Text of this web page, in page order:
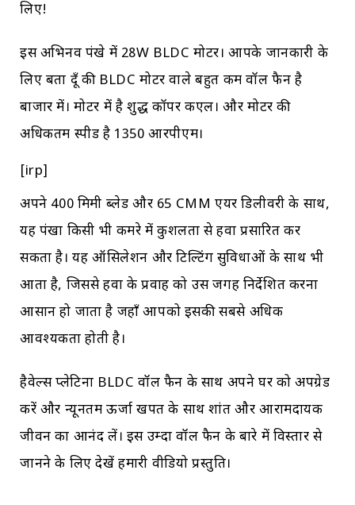
लिए!
इस अभिनव पंखे में 28W BLDC मोटर। आपके जानकारी के
लिए बता दूँ की BLDC मोटर वाले बहुत कम वॉल फैन है
बाजार में। मोटर में है शुद्ध कॉपर कएल। और मोटर की
अधिकतम स्पीड है 1350 आरपीएम।
[irp]
अपने 400 मिमी ब्लेड और 65 CMM एयर डिलीवरी के साथ,
यह पंखा किसी भी कमरे में कुशलता से हवा प्रसारित कर
सकता है। यह ऑसिलेशन और टिल्टिंग सुविधाओं के साथ भी
आता है, जिससे हवा के प्रवाह को उस जगह निर्देशित करना
आसान हो जाता है जहाँ आपको इसकी सबसे अधिक
आवश्यकता होती है।
हैवेल्स प्लेटिना BLDC वॉल फैन के साथ अपने घर को अपग्रेड
करें और न्यूनतम ऊर्जा खपत के साथ शांत और आरामदायक
जीवन का आनंद लें। इस उम्दा वॉल फैन के बारे में विस्तार से
जानने के लिए देखें हमारी वीडियो प्रस्तुति।